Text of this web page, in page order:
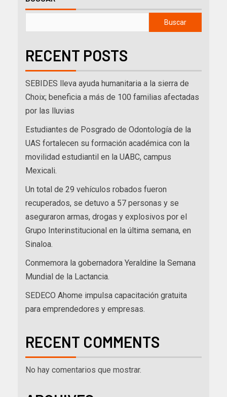
Buscar
RECENT POSTS
SEBIDES lleva ayuda humanitaria a la sierra de
Choix; beneficia a más de 100 familias afectadas
por las lluvias
Estudiantes de Posgrado de Odontología de la
UAS fortalecen su formación académica con la
movilidad estudiantil en la UABC, campus
Mexicali.
Un total de 29 vehículos robados fueron
recuperados, se detuvo a 57 personas y se
aseguraron armas, drogas y explosivos por el
Grupo Interinstitucional en la última semana, en
Sinaloa.
Conmemora la gobernadora Yeraldine la Semana
Mundial de la Lactancia.
SEDECO Ahome impulsa capacitación gratuita
para emprendedores y empresas.
RECENT COMMENTS
No hay comentarios que mostrar.